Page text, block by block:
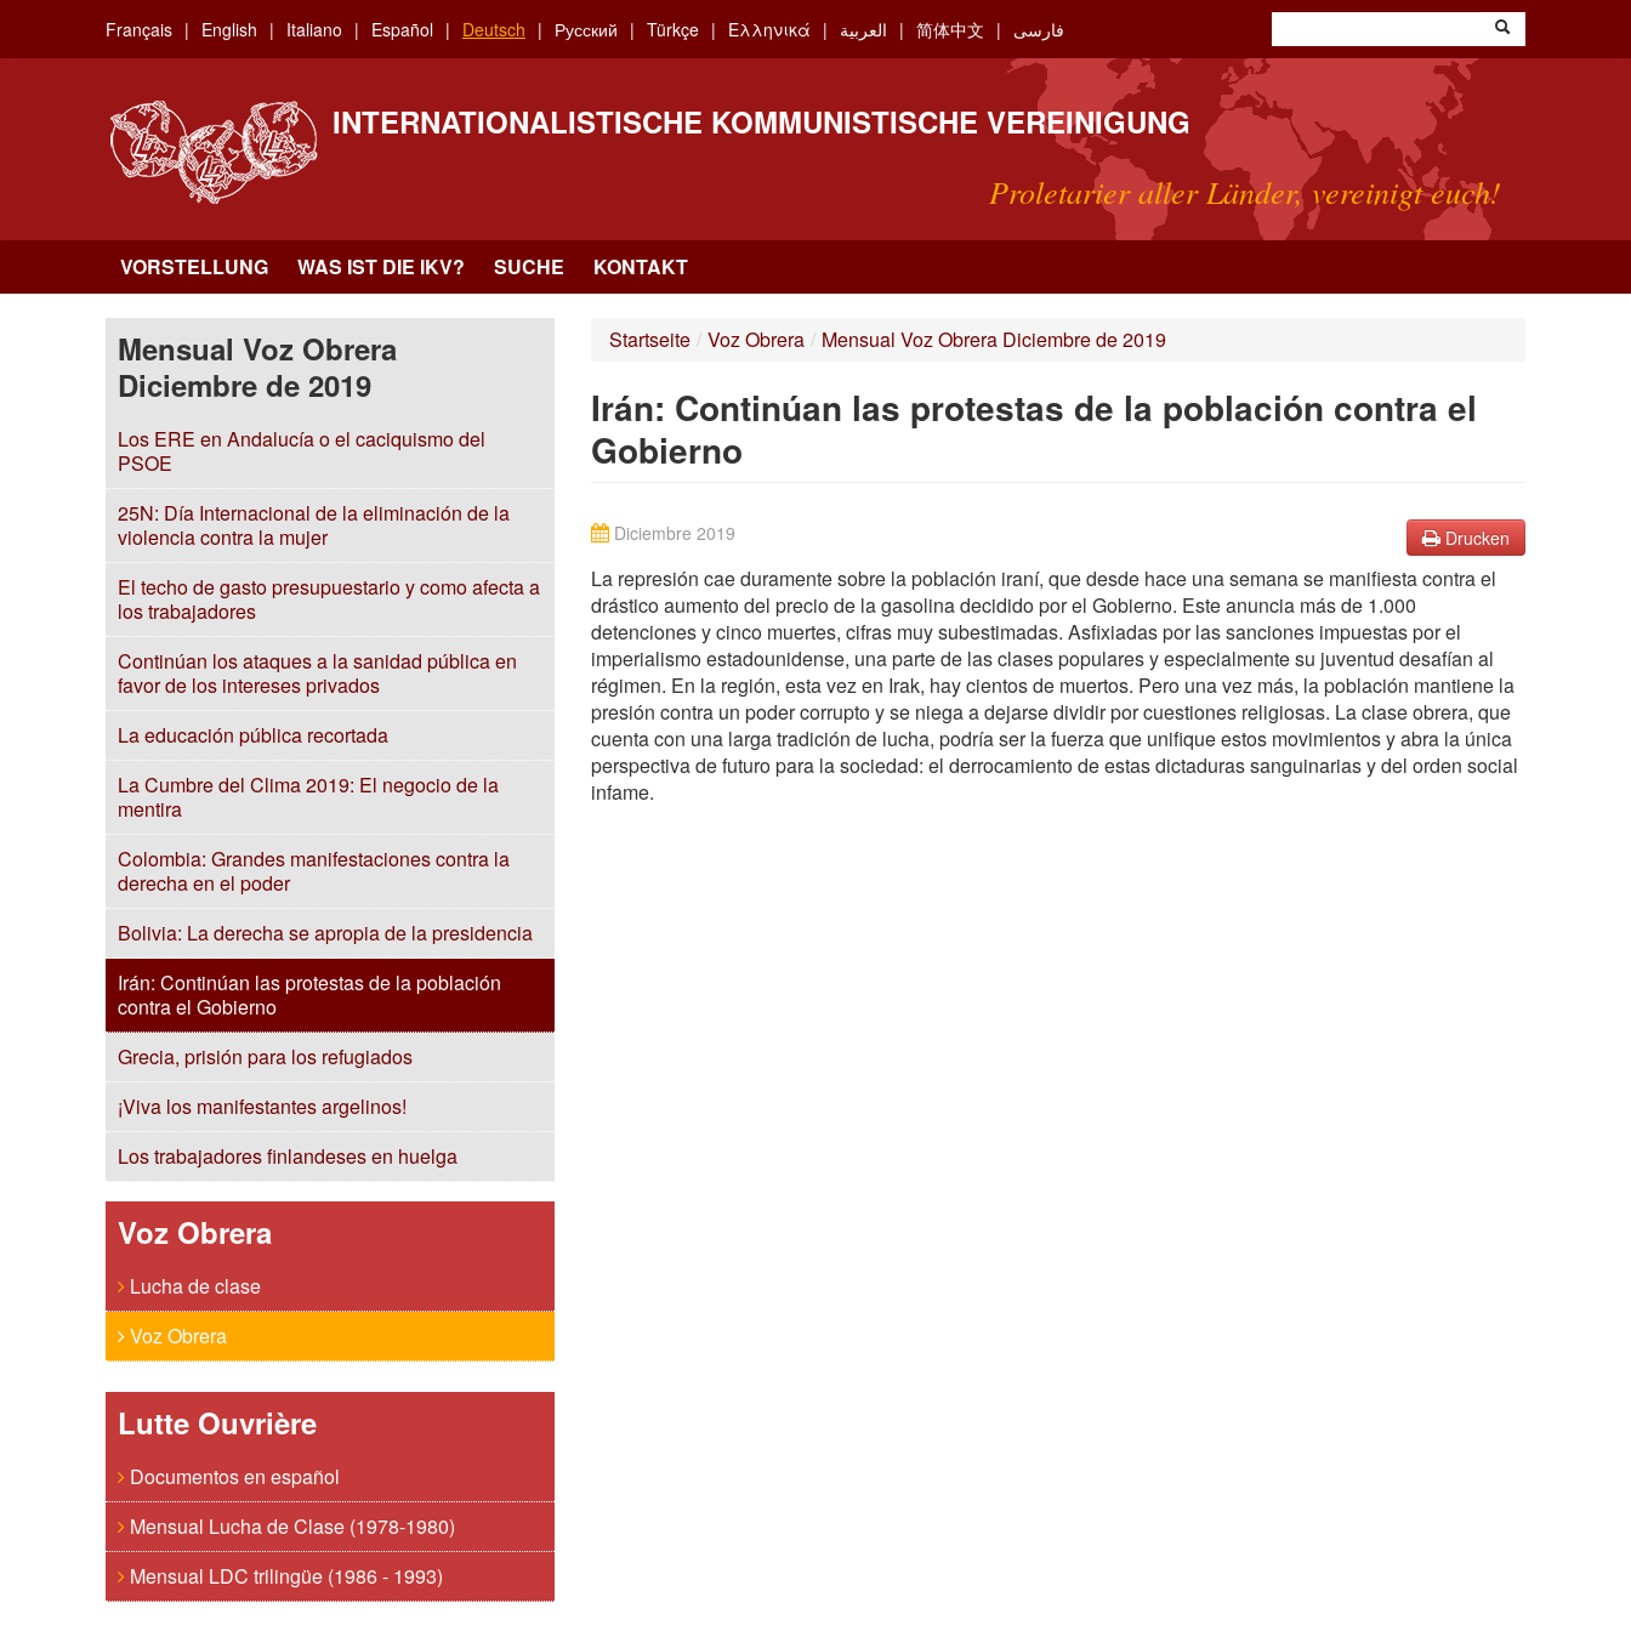
main
Français English Italiano Español Deutsch Русский Türkçe Ελληνικά العربية 简体中文 فارسی
INTERNATIONALISTISCHE KOMMUNISTISCHE VEREINIGUNG
Proletarier aller Länder, vereinigt euch!
VORSTELLUNG WAS IST DIE IKV? SUCHE KONTAKT
Mensual Voz Obrera
Diciembre de 2019
Los ERE en Andalucía o el caciquismo del
PSOE
25N: Día Internacional de la eliminación de la
violencia contra la mujer
El techo de gasto presupuestario y como afecta a
los trabajadores
Continúan los ataques a la sanidad pública en
favor de los intereses privados
La educación pública recortada
La Cumbre del Clima 2019: El negocio de la
mentira
Colombia: Grandes manifestaciones contra la
derecha en el poder
Bolivia: La derecha se apropia de la presidencia
Irán: Continúan las protestas de la población
contra el Gobierno
Grecia, prisión para los refugiados
¡Viva los manifestantes argelinos!
Los trabajadores finlandeses en huelga
Voz Obrera
Lucha de clase
Voz Obrera
Lutte Ouvrière
Documentos en español
Mensual Lucha de Clase (1978-1980)
Mensual LDC trilingüe (1986 - 1993)
Startseite / Voz Obrera / Mensual Voz Obrera Diciembre de 2019
Irán: Continúan las protestas de la población contra el
Gobierno
Drucken
Diciembre 2019
La represión cae duramente sobre la población iraní, que desde hace una semana se manifiesta contra el
drástico aumento del precio de la gasolina decidido por el Gobierno. Este anuncia más de 1.000
detenciones y cinco muertes, cifras muy subestimadas. Asfixiadas por las sanciones impuestas por el
imperialismo estadounidense, una parte de las clases populares y especialmente su juventud desafían al
régimen. En la región, esta vez en Irak, hay cientos de muertos. Pero una vez más, la población mantiene la
presión contra un poder corrupto y se niega a dejarse dividir por cuestiones religiosas. La clase obrera, que
cuenta con una larga tradición de lucha, podría ser la fuerza que unifique estos movimientos y abra la única
perspectiva de futuro para la sociedad: el derrocamiento de estas dictaduras sanguinarias y del orden social
infame.